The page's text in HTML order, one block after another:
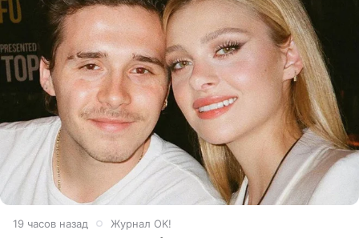
19 часов назад Журнал OK!